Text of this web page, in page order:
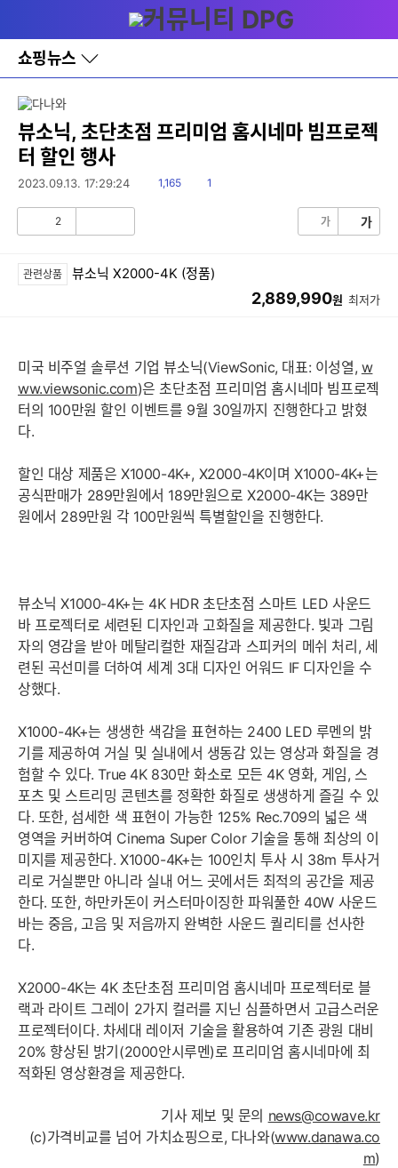
와
홈
쇼핑뉴스
바
로
레
이
어
창
토
뷰소닉, 초단초점 프리미엄 홈시네마 빔프로젝
터 할인 행사
2023.09.13. 17:29:24
읽
1,165
댓1
2 가 가
관련상품 뷰소닉 X2000-4K (정품)
2,889,990원 최저가
미국 비주얼 솔루션 기업 뷰소닉(ViewSonic, 대표: 이성열, w
ww.viewsonic.com)은 초단초점 프리미엄 홈시네마 빔프로젝
터의 100만원 할인 이벤트를 9월 30일까지 진행한다고 밝혔
다.
할인 대상 제품은 X1000-4K+, X2000-4K이며 X1000-4K+는
공식판매가 289만원에서 189만원으로 X2000-4K는 389만
원에서 289만원 각 100만원씩 특별할인을 진행한다.
뷰소닉 X1000-4K+는 4K HDR 초단초점 스마트 LED 사운드
바 프로젝터로 세련된 디자인과 고화질을 제공한다. 빛과 그림
자의 영감을 받아 메탈리컬한 재질감과 스피커의 메쉬 처리, 세
련된 곡선미를 더하여 세계 3대 디자인 어워드 IF 디자인을 수
상했다.
X1000-4K+는 생생한 색감을 표현하는 2400 LED 루멘의 밝
기를 제공하여 거실 및 실내에서 생동감 있는 영상과 화질을 경
험할 수 있다. True 4K 830만 화소로 모든 4K 영화, 게임, 스
포츠 및 스트리밍 콘텐츠를 정확한 화질로 생생하게 즐길 수 있
다. 또한, 섬세한 색 표현이 가능한 125% Rec.709의 넓은 색
영역을 커버하여 Cinema Super Color 기술을 통해 최상의 이
미지를 제공한다. X1000-4K+는 100인치 투사 시 38m 투사거
리로 거실뿐만 아니라 실내 어느 곳에서든 최적의 공간을 제공
한다. 또한, 하만카돈이 커스터마이징한 파워풀한 40W 사운드
바는 중음, 고음 및 저음까지 완벽한 사운드 퀄리티를 선사한
다.
X2000-4K는 4K 초단초점 프리미엄 홈시네마 프로젝터로 블
랙과 라이트 그레이 2가지 컬러를 지닌 심플하면서 고급스러운
프로젝터이다. 차세대 레이저 기술을 활용하여 기존 광원 대비
20% 향상된 밝기(2000안시루멘)로 프리미엄 홈시네마에 최
적화된 영상환경을 제공한다.
기사 제보 및 문의 news@cowave.kr
(c)가격비교를 넘어 가치쇼핑으로, 다나와(www.danawa.co
m)